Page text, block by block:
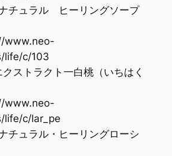
ュラル ヒーリングソープ
life/c/103
トラクト一白桃（いちはく
life/c/lar_pe
ラル・ヒーリングローシ